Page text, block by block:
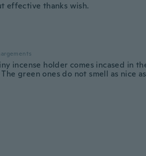
effective thanks wish.
incense holder comes incased in
green ones do not smell as nice